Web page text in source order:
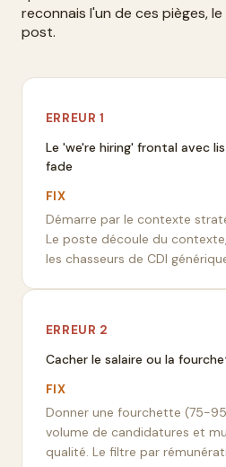
reconnais l'un de ces pièges,
post.
ERREUR1
Le 'we're hiring' frontal avec
fade
FIX
Démarre par le contexte
Le poste découle du
les chasseurs de CDI
ERREUR 2
Cacher le salaire ou la
FIX
Donner une fourchette (75-
volume de candidatures et
qualité. Le filtre par